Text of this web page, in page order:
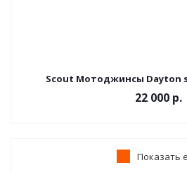
Scout Мотоджинсы Dayton
22 000 р.
Показать